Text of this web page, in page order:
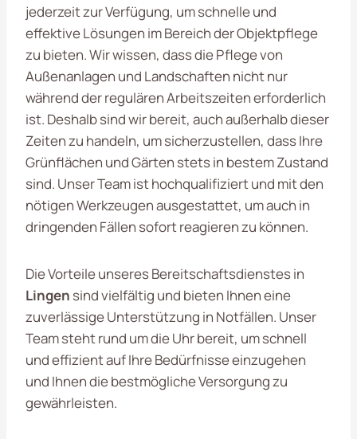
jederzeit zur Verfügung, um schnelle und
effektive Lösungen im Bereich der Objektpflege
zu bieten. Wir wissen, dass die Pflege von
Außenanlagen und Landschaften nicht nur
während der regulären Arbeitszeiten erforderlich
ist. Deshalb sind wir bereit, auch außerhalb dieser
Zeiten zu handeln, um sicherzustellen, dass Ihre
Grünflächen und Gärten stets in bestem Zustand
sind. Unser Team ist hochqualifiziert und mit den
nötigen Werkzeugen ausgestattet, um auch in
dringenden Fällen sofort reagieren zu können.
Die Vorteile unseres Bereitschaftsdienstes in
Lingen sind vielfältig und bieten Ihnen eine
zuverlässige Unterstützung in Notfällen. Unser
Team steht rund um die Uhr bereit, um schnell
und effizient auf Ihre Bedürfnisse einzugehen
und Ihnen die bestmögliche Versorgung zu
gewährleisten.